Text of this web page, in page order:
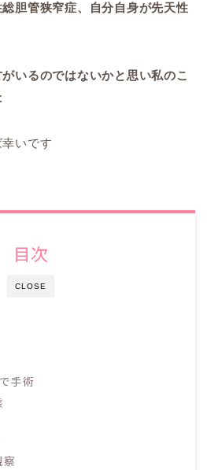
胆管狭窄症、自分自身が先天性
いるのではないかと思い私のこ
いです
CLOSE
目次
手術
察